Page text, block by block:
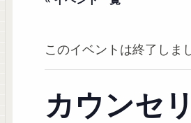
このイベントは終了しま
カウンセ